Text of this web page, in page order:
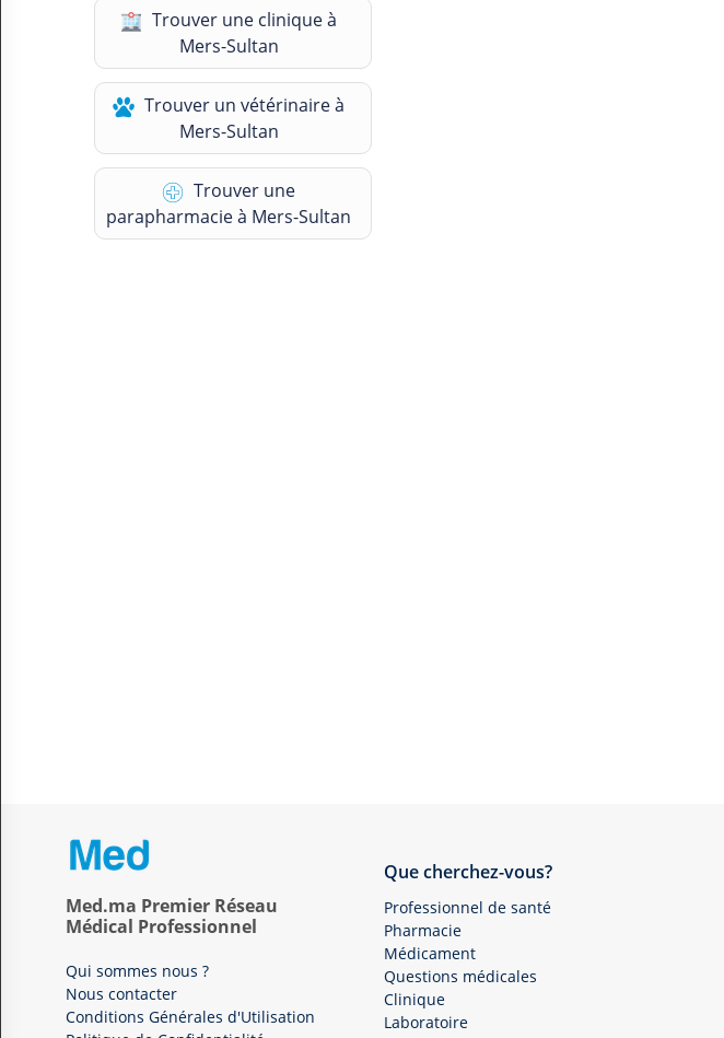
FR Français
Trouver une clinique à
Mers-Sultan
Trouver un vétérinaire à
Mers-Sultan
Trouver une
parapharmacie à Mers-Sultan
Med.ma Premier Réseau
Médical Professionnel
Qui sommes nous ?
Nous contacter
Conditions Générales d'Utilisation
Que cherchez-vous?
Professionnel de santé
Pharmacie
Médicament
Questions médicales
Clinique
Laboratoire